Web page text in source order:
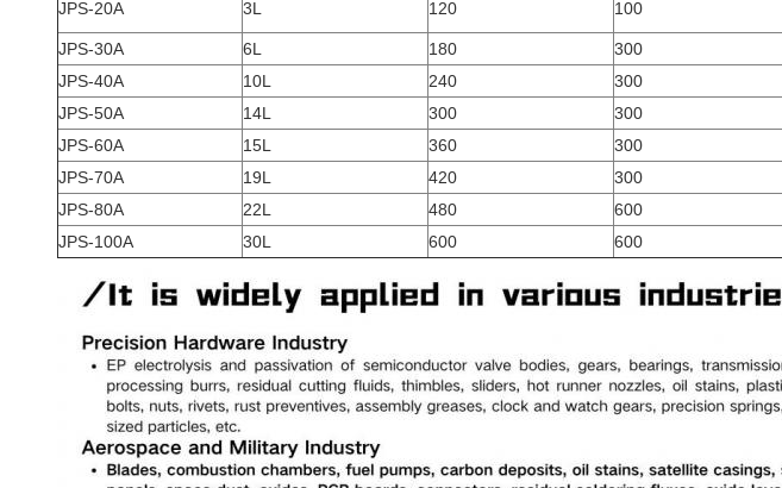
JPS-20A
3L 120 100
JPS-30A
6L 180 300
JPS-40A
10L 240 300
JPS-50A
14L 300 300
JPS-60A
15L 360 300
JPS-70A
19L 420 300
JPS-80A
22L 480 600
JPS-100A
30L 600 600